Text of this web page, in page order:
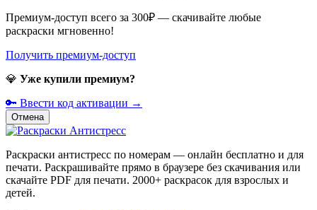
Премиум-доступ всего за 300₽ — скачивайте любые
раскраски мгновенно!
Получить премиум-доступ
💎 Уже купили премиум?
🔑 Ввести код активации →
Отмена
Раскраски антистресс по номерам — онлайн бесплатно и для
печати. Раскрашивайте прямо в браузере без скачивания или
скачайте PDF для печати. 2000+ раскрасок для взрослых и
детей.